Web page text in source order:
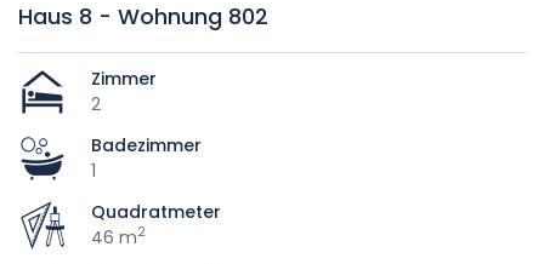
Haus 8 - Wohnung 802
Zimmer
2
Badezimmer
1
Quadratmeter
46 m2